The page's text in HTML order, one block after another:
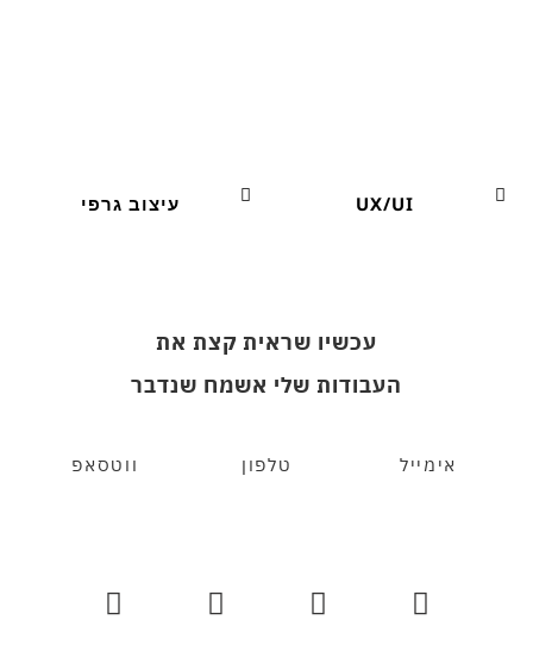
UX/UI עיצוב גרפי
עכשיו שראית קצת את
העבודות שלי אשמח שנדבר
אימייל טלפון ווטסאפ